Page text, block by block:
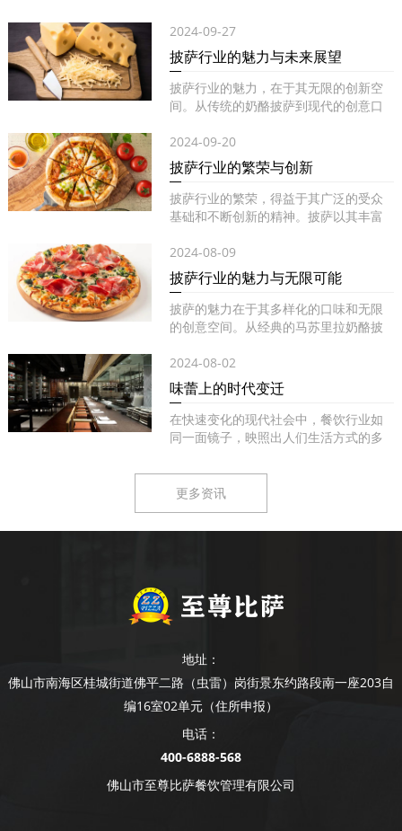
2024-09-27
披萨行业的魅力与未来展望
披萨行业的魅力，在于其无限的创新空
间。从传统的奶酪披萨到现代的创意口
2024-09-20
披萨行业的繁荣与创新
披萨行业的繁荣，得益于其广泛的受众
基础和不断创新的精神。披萨以其丰富
2024-08-09
披萨行业的魅力与无限可能
披萨的魅力在于其多样化的口味和无限
的创意空间。从经典的马苏里拉奶酪披
2024-08-02
味蕾上的时代变迁
在快速变化的现代社会中，餐饮行业如
同一面镜子，映照出人们生活方式的多
更多资讯
地址：
佛山市南海区桂城街道佛平二路（虫雷）岗街景东约路段南一座203自
编16室02单元（住所申报）
电话：
400-6888-568
佛山市至尊比萨餐饮管理有限公司